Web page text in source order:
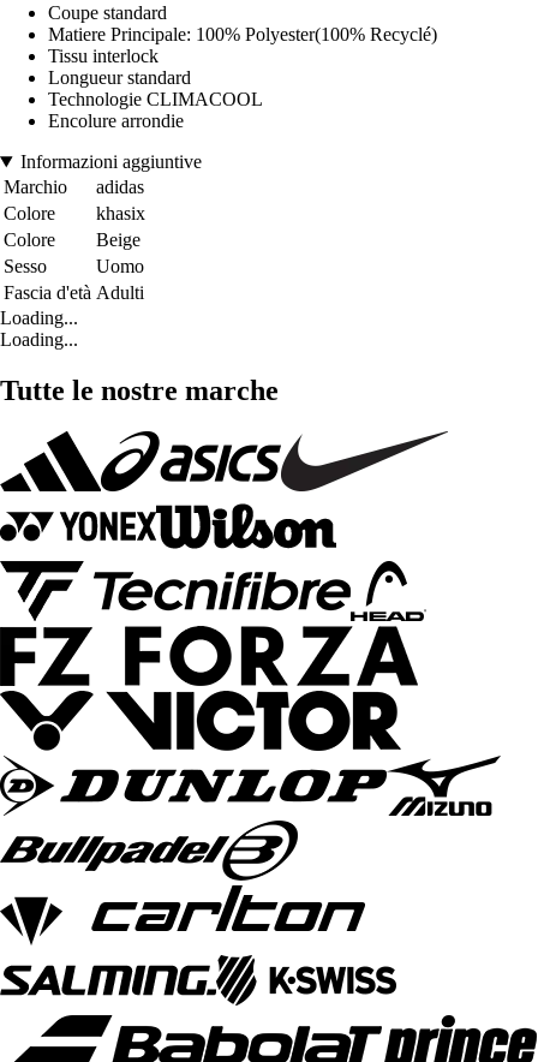
Coupe standard
Matiere Principale: 100% Polyester(100% Recyclé)
Tissu interlock
Longueur standard
Technologie CLIMACOOL
Encolure arrondie
Informazioni aggiuntive
Marchio
adidas
Colore
khasix
Colore
Beige
Sesso
Uomo
Fascia d'età Adulti
Loading...
Loading...
Tutte le nostre marche